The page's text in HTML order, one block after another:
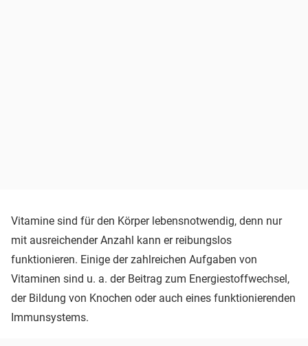
Vitamine sind für den Körper lebensnotwendig, denn nur
mit ausreichender Anzahl kann er reibungslos
funktionieren. Einige der zahlreichen Aufgaben von
Vitaminen sind u. a. der Beitrag zum Energiestoffwechsel,
der Bildung von Knochen oder auch eines funktionierenden
Immunsystems.